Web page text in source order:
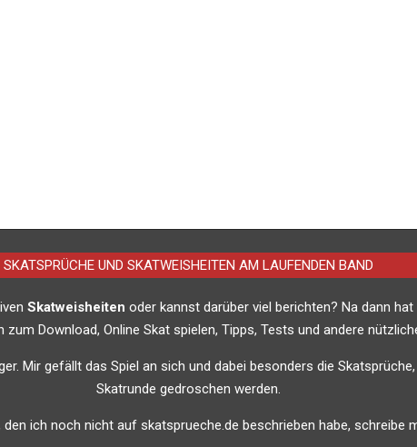
SKATSPRÜCHE UND SKATWEISHEITEN AM LAUFENDEN BAND
Skatweisheiten oder kannst darüber viel berichten? Na dann hat
zum Download, Online Skat spielen, Tipps, Tests und andere
Mir gefällt das Spiel an sich und dabei besonders die
Skatrunde gedroschen werden.
den ich noch nicht auf skatsprueche.de beschrieben habe, schreibe